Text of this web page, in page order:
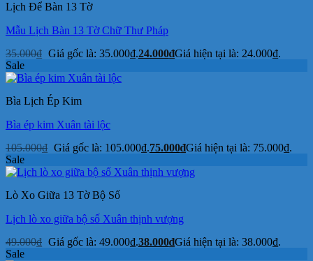
Lịch Để Bàn 13 Tờ
Mẫu Lịch Bàn 13 Tờ Chữ Thư Pháp
35.000₫ Giá gốc là: 35.000₫.24.000₫Giá hiện tại là: 24.000₫.
Sale
Bìa Lịch Ép Kim
Bìa ép kim Xuân tài lộc
105.000₫ Giá gốc là: 105.000₫.75.000₫Giá hiện tại là: 75.000₫.
Sale
Lò Xo Giữa 13 Tờ Bộ Số
Lịch lò xo giữa bộ số Xuân thịnh vượng
49.000₫ Giá gốc là: 49.000₫.38.000₫Giá hiện tại là: 38.000₫.
Sale